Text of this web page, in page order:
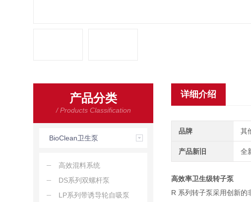
详细介绍
品牌 其
产品新旧 全
高效率卫生级转子泵
R 系列转子泵采用创新的
产品分类
/ Products Classification
BioClean卫生泵
高效混料系统
DS系列双螺杆泵
LP系列带诱导轮自吸泵